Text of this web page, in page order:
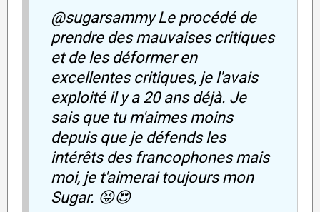
@sugarsammy Le procédé de
prendre des mauvaises critiques
et de les déformer en
excellentes critiques, je l'avais
exploité il y a 20 ans déjà. Je
sais que tu m'aimes moins
depuis que je défends les
intérêts des francophones mais
moi, je t'aimerai toujours mon
Sugar. 😝😍